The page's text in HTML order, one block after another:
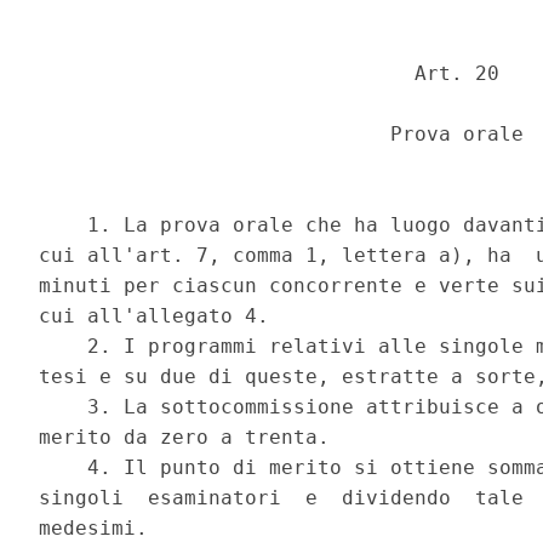
                               Art. 20
                             Prova orale
1. La prova orale che ha luogo
cui all'art. 7, comma 1, lettera a), ha
minuti per ciascun concorrente e verte
cui all'allegato 4.
2. I programmi relativi alle singole
tesi e su due di queste, estratte a
3. La sottocommissione attribuisce a
merito da zero a trenta.
4. Il punto di merito si ottiene
singoli  esaminatori  e  dividendo  tale
medesimi.